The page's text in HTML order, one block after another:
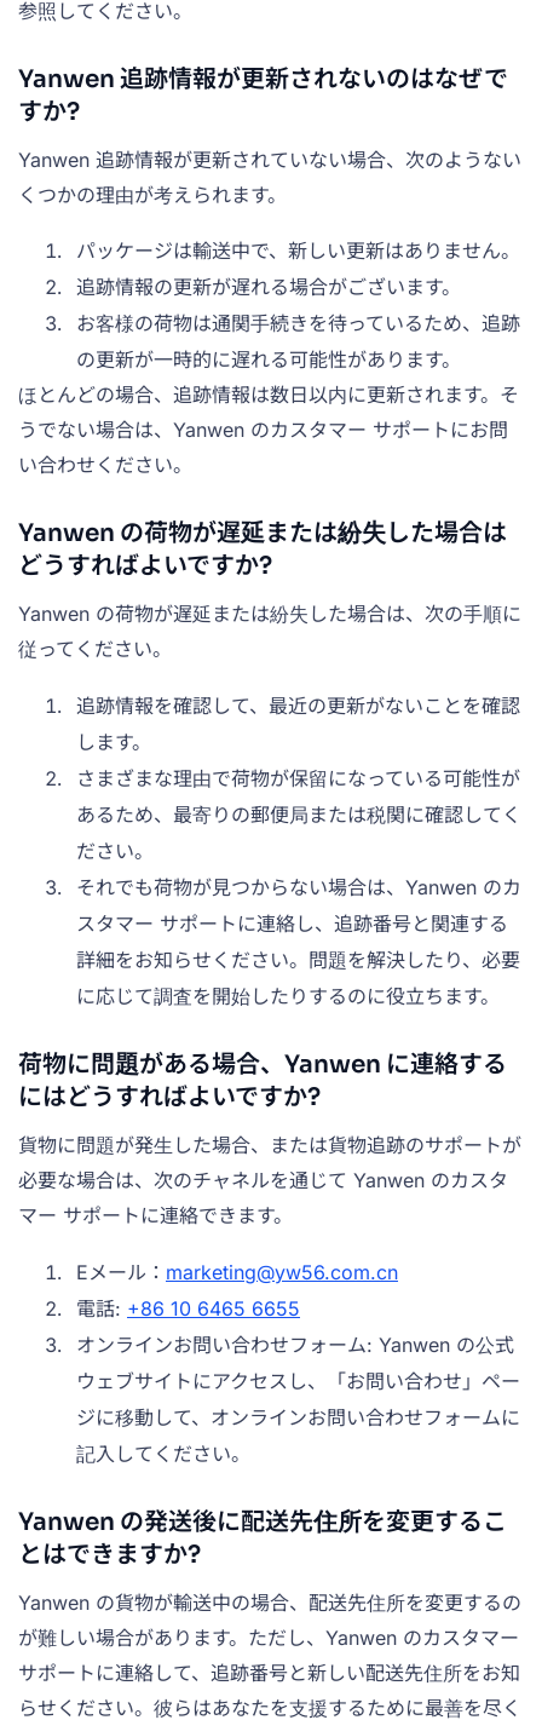
参照してください。
Yanwen 追跡情報が更新されないのはなぜで
すか?
Yanwen 追跡情報が更新されていない場合、次のようない
くつかの理由が考えられます。
パッケージは輸送中で、新しい更新はありません。
追跡情報の更新が遅れる場合がございます。
お客様の荷物は通関手続きを待っているため、追跡
の更新が一時的に遅れる可能性があります。
ほとんどの場合、追跡情報は数日以内に更新されます。そ
うでない場合は、Yanwen のカスタマー サポートにお問
い合わせください。
Yanwen の荷物が遅延または紛失した場合は
どうすればよいですか?
Yanwen の荷物が遅延または紛失した場合は、次の手順に
従ってください。
追跡情報を確認して、最近の更新がないことを確認
します。
さまざまな理由で荷物が保留になっている可能性が
あるため、最寄りの郵便局または税関に確認してく
ださい。
それでも荷物が見つからない場合は、Yanwen のカ
スタマー サポートに連絡し、追跡番号と関連する
詳細をお知らせください。問題を解決したり、必要
に応じて調査を開始したりするのに役立ちます。
荷物に問題がある場合、Yanwen に連絡する
にはどうすればよいですか?
貨物に問題が発生した場合、または貨物追跡のサポートが
必要な場合は、次のチャネルを通じて Yanwen のカスタ
マー サポートに連絡できます。
Eメール： marketing@yw56.com.cn
電話: +86 10 6465 6655
オンラインお問い合わせフォーム: Yanwen の公式
ウェブサイトにアクセスし、「お問い合わせ」ペー
ジに移動して、オンラインお問い合わせフォームに
記入してください。
Yanwen の発送後に配送先住所を変更するこ
とはできますか?
Yanwen の貨物が輸送中の場合、配送先住所を変更するの
が難しい場合があります。ただし、Yanwen のカスタマー
サポートに連絡して、追跡番号と新しい配送先住所をお知
らせください。彼らはあなたを支援するために最善を尽く